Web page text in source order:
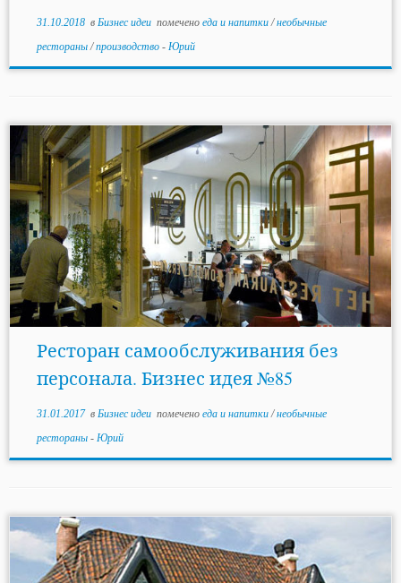
31.10.2018в Бизнес идеи помечено еда и напитки/необычные
рестораны/производство - Юрий
Ресторан самообслуживания без
персонала. Бизнес идея №85
31.01.2017в Бизнес идеи помечено еда и напитки/необычные
рестораны - Юрий